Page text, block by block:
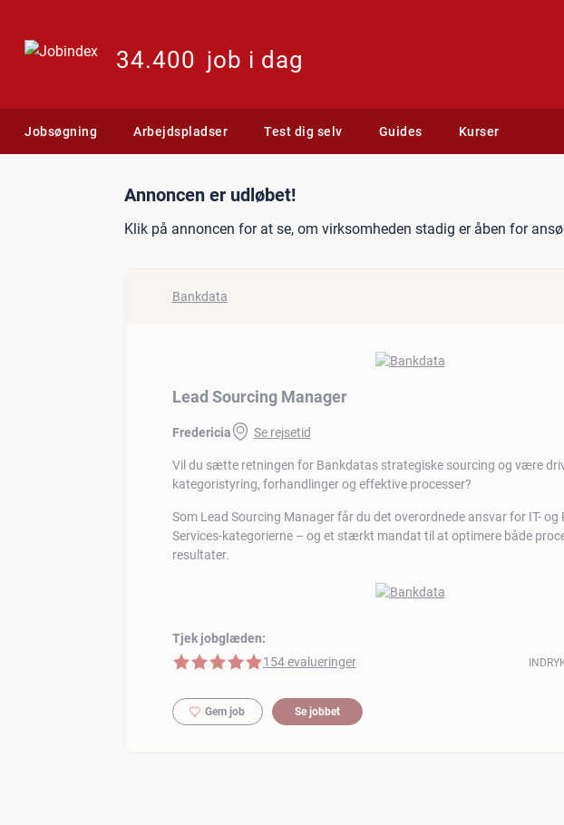
34.400 job i dag
Jobsøgning Arbejdspladser Test dig selv Guides Kurser
Jobannonce: Lead Sourcing Manager
Annoncen er udløbet!
Klik på annoncen for at se, om virksomheden stadig er åben for
Bankdata
Lead Sourcing Manager
Fredericia Se rejsetid
Vil du sætte retningen for Bankdatas strategiske sourcing og være
kategoristyring, forhandlinger og effektive processer?
Som Lead Sourcing Manager får du det overordnede ansvar for IT- og
Services-kategorierne – og et stærkt mandat til at optimere både
resultater.
Tjek jobglæden:
5 af 5 stjerner
154 evalueringer
Gem job Se jobbet